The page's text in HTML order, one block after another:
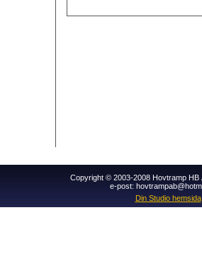
Copyright © 2003-2008 Hovtramp HB
e-post:
Din Studio hemsida